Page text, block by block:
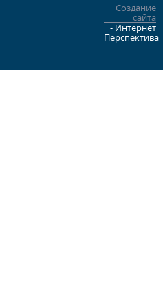
Создание
сайта
- Интернет
Перспектива